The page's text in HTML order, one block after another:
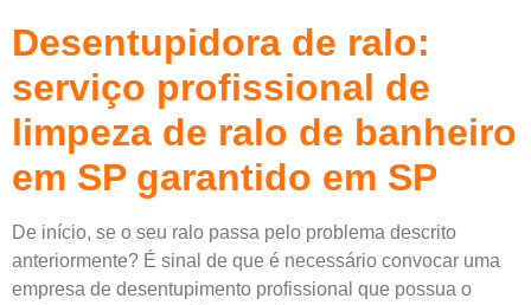
Desentupidora de ralo:
serviço profissional de
limpeza de ralo de banheiro
em SP garantido em SP
De início, se o seu ralo passa pelo problema descrito
anteriormente? É sinal de que é necessário convocar uma
empresa de desentupimento profissional que possua o